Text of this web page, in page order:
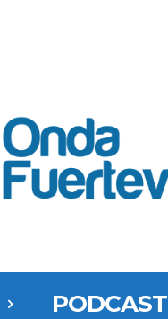
PODCAST